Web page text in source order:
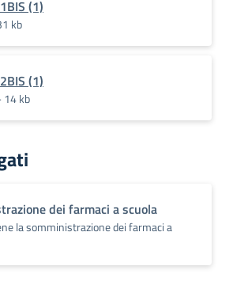
(1)
kb
(1)
14 kb
dei farmaci a scuola
la somministrazione dei farmaci a